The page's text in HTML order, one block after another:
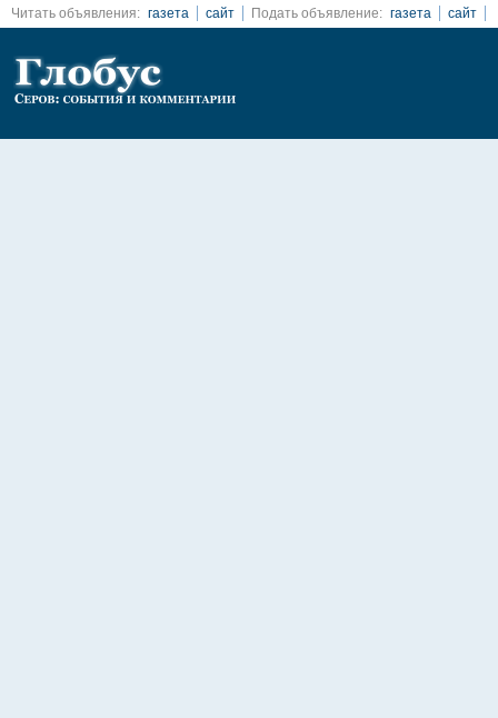
Читать объявления: газета сайт Подать объявление: газета сайт